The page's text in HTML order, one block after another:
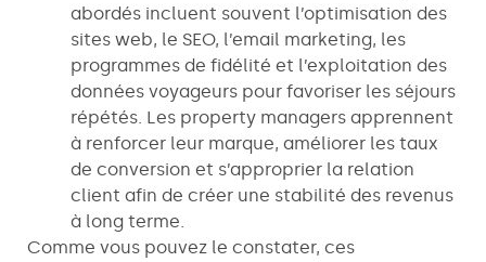
abordés incluent souvent l’optimisation des
sites web, le SEO, l’email marketing, les
programmes de fidélité et l’exploitation des
données voyageurs pour favoriser les séjours
répétés. Les property managers apprennent
à renforcer leur marque, améliorer les taux
de conversion et s’approprier la relation
client afin de créer une stabilité des revenus
à long terme.
Comme vous pouvez le constater, ces